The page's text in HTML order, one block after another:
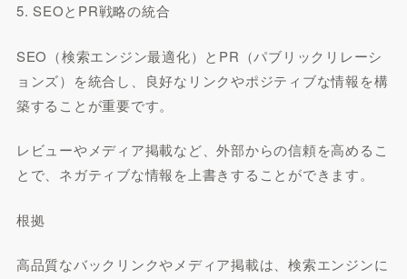
5. SEOとPR戦略の統合
SEO（検索エンジン最適化）とPR（パブリックリレーシ
ョンズ）を統合し、良好なリンクやポジティブな情報を構
築することが重要です。
レビューやメディア掲載など、外部からの信頼を高めるこ
とで、ネガティブな情報を上書きすることができます。
根拠
高品質なバックリンクやメディア掲載は、検索エンジンに